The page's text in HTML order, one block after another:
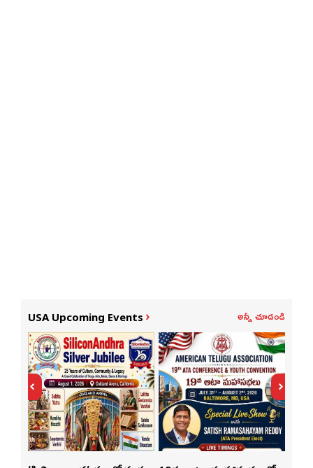
USA Upcoming Events అన్నీ చూడండి